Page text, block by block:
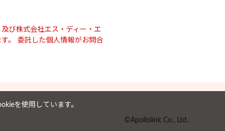
び株式会社エス・ディー・エ
。 委託した個人情報がお問合
©Apollolink Co., Ltd.
を使用しています。